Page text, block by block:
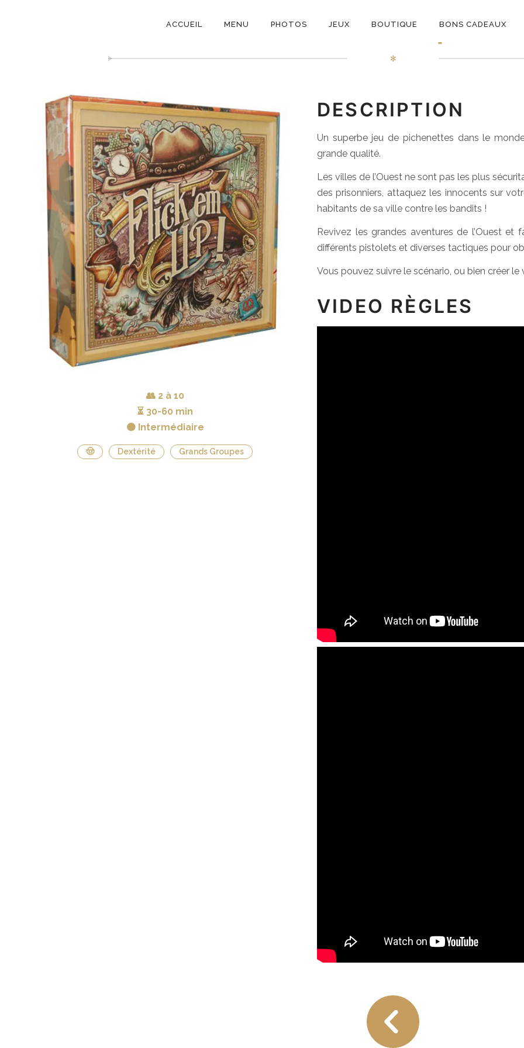
NAVIGATION
ACCUEIL MENU PHOTOS JEUX BOUTIQUE BONS CADEAUX
Flick’em Up !
✻
👥 2 à 10
⏳ 30-60 min
🟠 Intermédiaire
🤠 Dextérité Grands Groupes
DESCRIPTION
Un superbe jeu de pichenettes dans le
grande qualité.
Les villes de l’Ouest ne sont pas les plus
des prisonniers, attaquez les innocents sur
habitants de sa ville contre les bandits !
Revivez les grandes aventures de l’Ouest
différents pistolets et diverses tactiques pour
Vous pouvez suivre le scénario, ou bien créer
VIDEO RÈGLES